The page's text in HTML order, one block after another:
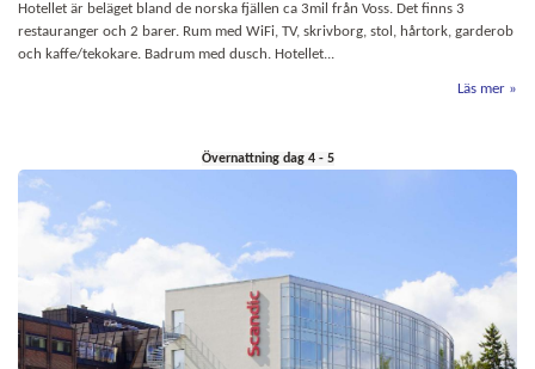
Hotellet är beläget bland de norska fjällen ca 3mil från Voss. Det finns 3
restauranger och 2 barer. Rum med WiFi, TV, skrivborg, stol, hårtork, garderob
och kaffe/tekokare. Badrum med dusch. Hotellet...
Läs mer
Övernattning dag 4 - 5